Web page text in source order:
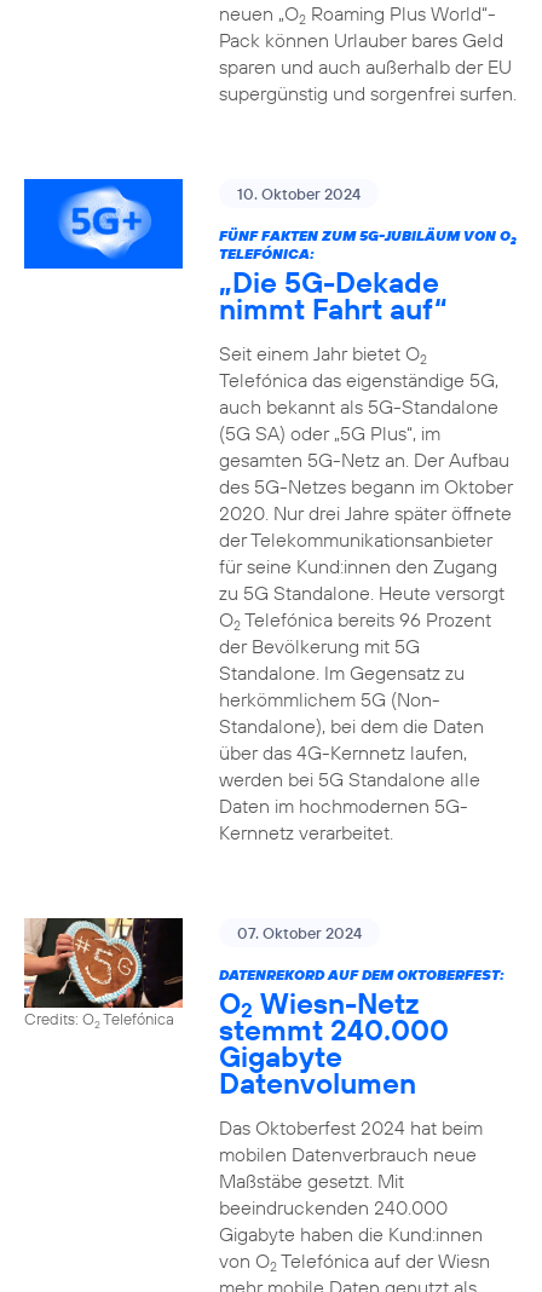
neuen „O2Roaming Plus World“-
Pack können Urlauber bares Geld
sparen und auch außerhalb der EU
supergünstig und sorgenfrei surfen.
10. Oktober 2024
FÜNF FAKTEN ZUM 5G-JUBILÄUM VON O2
TELEFÓNICA:
„Die 5G-Dekade
nimmt Fahrt auf“
Seit einem Jahr bietet O2
Telefónica das eigenständige 5G,
auch bekannt als 5G-Standalone
(5G SA) oder „5G Plus“, im
gesamten 5G-Netz an. Der Aufbau
des 5G-Netzes begann im Oktober
2020. Nur drei Jahre später öffnete
der Telekommunikationsanbieter
für seine Kund:innen den Zugang
zu 5G Standalone. Heute versorgt
O2Telefónica bereits 96 Prozent
der Bevölkerung mit 5G
Standalone. Im Gegensatz zu
herkömmlichem 5G (Non-
Standalone), bei dem die Daten
über das 4G-Kernnetz laufen,
werden bei 5G Standalone alle
Daten im hochmodernen 5G-
Kernnetz verarbeitet.
Credits: O2Telefónica
07. Oktober 2024
DATENREKORD AUF DEM OKTOBERFEST:
O2 Wiesn-Netz
stemmt 240.000
Gigabyte
Datenvolumen
Das Oktoberfest 2024 hat beim
mobilen Datenverbrauch neue
Maßstäbe gesetzt. Mit
beeindruckenden 240.000
Gigabyte haben die Kund:innen
von O2Telefónica auf der Wiesn
mehr mobile Daten genutzt als